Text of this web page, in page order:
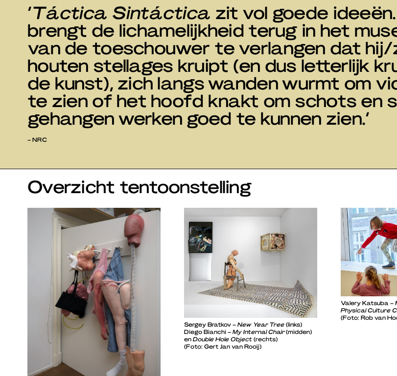
‘Táctica Sintáctica zit vol goede
brengt de lichamelijkheid terug in het
van de toeschouwer te verlangen dat hij/
houten stellages kruipt (en dus letterlijk
de kunst), zich langs wanden wurmt om
te zien of het hoofd knakt om schots en
gehangen werken goed te kunnen zien.’
– NRC
Overzicht tentoonstelling
Sergey Bratkov – New Year Tree (links)
Diego Bianchi – My Internal Chair(midden)
en Double Hole Object (rechts)
(Foto: Gert Jan van Rooij)
Valery Katsuba –
Physical Culture
(Foto: Rob van